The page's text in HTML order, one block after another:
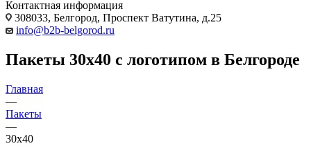
Контактная информация
308033, Белгород, Проспект Ватутина, д.25
info@b2b-belgorod.ru
Пакеты 30х40 с логотипом в Белгороде
Главная
—
Пакеты
—
30х40